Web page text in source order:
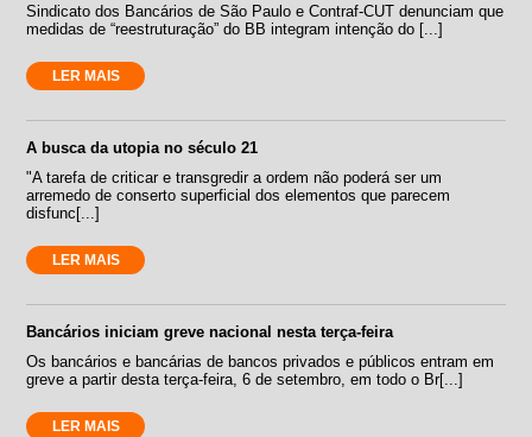
Sindicato dos Bancários de São Paulo e Contraf-CUT denunciam que
medidas de “reestruturação” do BB integram intenção do [...]
LER MAIS
A busca da utopia no século 21
"A tarefa de criticar e transgredir a ordem não poderá ser um
arremedo de conserto superficial dos elementos que parecem
disfunc[...]
LER MAIS
Bancários iniciam greve nacional nesta terça-feira
Os bancários e bancárias de bancos privados e públicos entram em
greve a partir desta terça-feira, 6 de setembro, em todo o Br[...]
LER MAIS